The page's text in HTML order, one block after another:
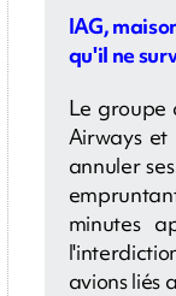
IAG,
qu'il ne
Le groupe
Airways
annuler
minutes
avions liés